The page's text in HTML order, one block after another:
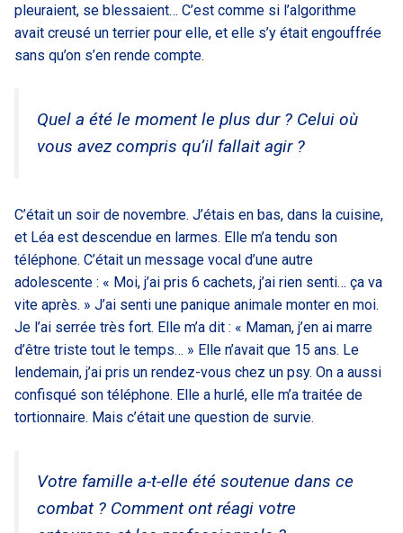
pleuraient, se blessaient… C’est comme si l’algorithme
avait creusé un terrier pour elle, et elle s’y était engouffrée
sans qu’on s’en rende compte.
Quel a été le moment le plus dur ? Celui où
vous avez compris qu’il fallait agir ?
C’était un soir de novembre. J’étais en bas, dans la cuisine,
et Léa est descendue en larmes. Elle m’a tendu son
téléphone. C’était un message vocal d’une autre
adolescente : « Moi, j’ai pris 6 cachets, j’ai rien senti… ça va
vite après. » J’ai senti une panique animale monter en moi.
Je l’ai serrée très fort. Elle m’a dit : « Maman, j’en ai marre
d’être triste tout le temps… » Elle n’avait que 15 ans. Le
lendemain, j’ai pris un rendez-vous chez un psy. On a aussi
confisqué son téléphone. Elle a hurlé, elle m’a traitée de
tortionnaire. Mais c’était une question de survie.
Votre famille a-t-elle été soutenue dans ce
combat ? Comment ont réagi votre